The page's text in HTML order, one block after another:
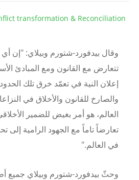
transformation & Reconciliation
وقال بيدفورد-شتورم وبيلاي: "إن
تتعارض مع القانون ومع المبادئ
إعلان النية في تعمّد خرق تلك الحدود،
والصارخ للقانون والأخلاق في
العالم، هو أمر بغيض للضمير
تعارضاً تاماً مع الجهود الرامية إلى
في العالم."
وحثّ بيدفورد-شتورم وبيلاي جميع